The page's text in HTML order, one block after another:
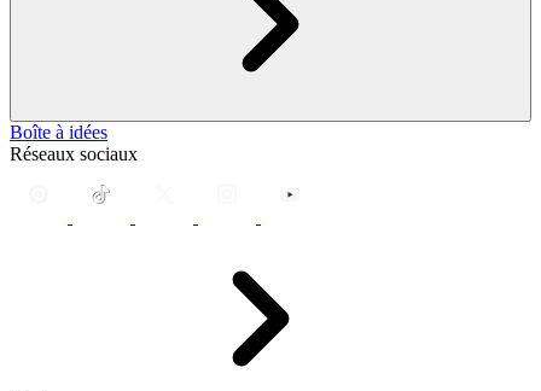
Boîte à idées
Réseaux sociaux